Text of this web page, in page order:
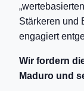
Stärkeren und
engagiert
Wir fordern
Maduro und